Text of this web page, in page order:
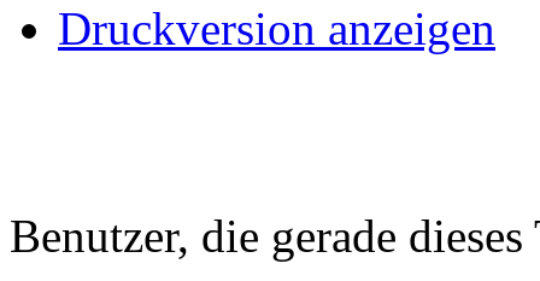
Druckversion anzeigen
Benutzer, die gerade